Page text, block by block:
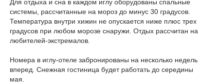
Для отдыха и сна в каждом иглу оборудованы спальные
системы, рассчитанные на мороз до минус 30 градусов.
Температура внутри хижин не опускается ниже плюс трех
градусов при любом морозе снаружи. Отдых рассчитан на
любителей-экстремалов.
Номера в иглу-отеле забронированы на несколько недель
вперед. Снежная гостиница будет работать до середины
мая.